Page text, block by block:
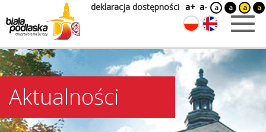
deklaracja dostępności a+ a- a a a a
Aktualności